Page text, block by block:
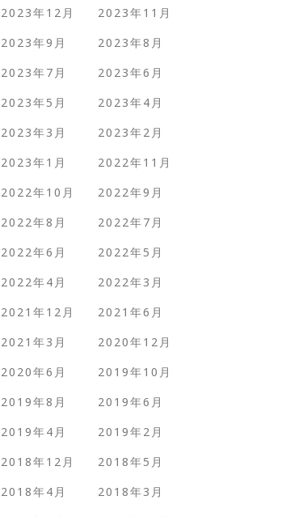
2023年12月
2023年11月
2023年9月
2023年8月
2023年7月
2023年6月
2023年5月
2023年4月
2023年3月
2023年2月
2023年1月
2022年11月
2022年10月
2022年9月
2022年8月
2022年7月
2022年6月
2022年5月
2022年4月
2022年3月
2021年12月
2021年6月
2021年3月
2020年12月
2020年6月
2019年10月
2019年8月
2019年6月
2019年4月
2019年2月
2018年12月
2018年5月
2018年4月
2018年3月